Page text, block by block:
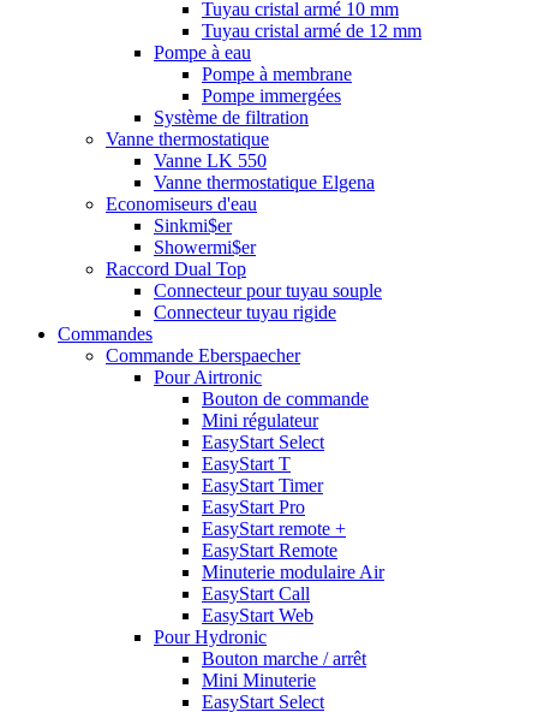
Tuyau cristal armé 10 mm
Tuyau cristal armé de 12 mm
Pompe à eau
Pompe à membrane
Pompe immergées
Système de filtration
Vanne thermostatique
Vanne LK 550
Vanne thermostatique Elgena
Economiseurs d'eau
Sinkmi$er
Showermi$er
Raccord Dual Top
Connecteur pour tuyau souple
Connecteur tuyau rigide
Commandes
Commande Eberspaecher
Pour Airtronic
Bouton de commande
Mini régulateur
EasyStart Select
EasyStart T
EasyStart Timer
EasyStart Pro
EasyStart remote +
EasyStart Remote
Minuterie modulaire Air
EasyStart Call
EasyStart Web
Pour Hydronic
Bouton marche / arrêt
Mini Minuterie
EasyStart Select